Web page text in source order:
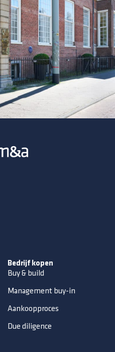
Bedrijf kopen
Buy & build
Management buy-in
Aankoopproces
Due diligence